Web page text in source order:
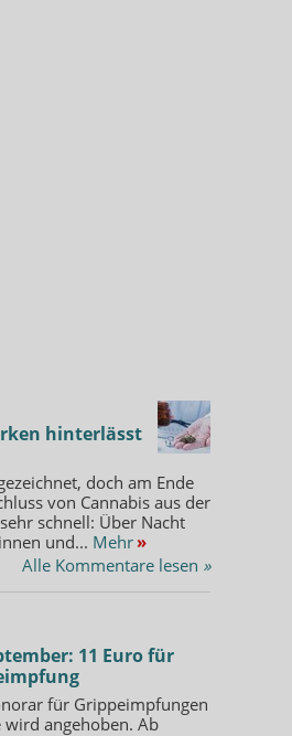
hinterlässt
doch am Ende
von Cannabis aus der
schnell: Über Nacht
und... Mehr »
Alle Kommentare lesen »
11 Euro für
für Grippeimpfungen
angehoben. Ab